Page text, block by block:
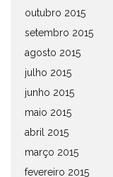
outubro 2015
setembro 2015
agosto 2015
julho 2015
junho 2015
maio 2015
abril 2015
março 2015
fevereiro 2015